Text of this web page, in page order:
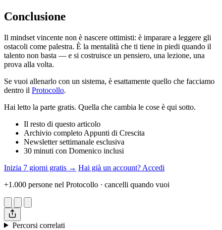
Conclusione
Il mindset vincente non è nascere ottimisti: è imparare a leggere gli
ostacoli come palestra. È la mentalità che ti tiene in piedi quando il
talento non basta — e si costruisce un pensiero, una lezione, una
prova alla volta.
Se vuoi allenarlo con un sistema, è esattamente quello che facciamo
dentro il Protocollo.
Hai letto la parte gratis. Quella che cambia le cose è qui sotto.
Il resto di questo articolo
Archivio completo Appunti di Crescita
Newsletter settimanale esclusiva
30 minuti con Domenico inclusi
Inizia 7 giorni gratis → Hai già un account? Accedi
+1.000 persone nel Protocollo · cancelli quando vuoi
Percorsi correlati